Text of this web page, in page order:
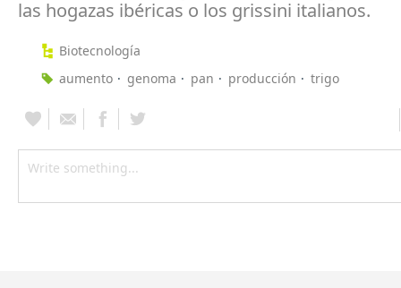
las hogazas ibéricas o los grissini italianos.
Biotecnología
aumento
genoma pan producción trigo